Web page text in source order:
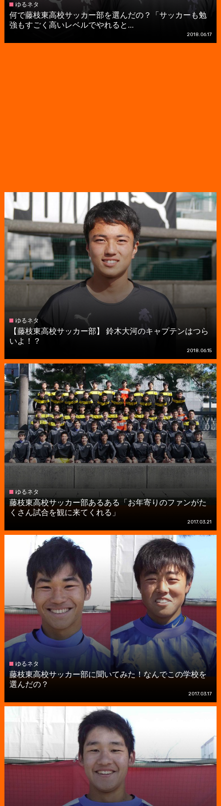
ゆるネタ
何で藤枝東高校サッカー部を選んだの？「サッカーも勉
強もすごく高いレベルでやれると...
2018.06.17
ゆるネタ
【藤枝東高校サッカー部】 鈴木大河のキャプテンはつら
いよ！？
2018.06.15
ゆるネタ
藤枝東高校サッカー部あるある「お年寄りのファンがた
くさん試合を観に来てくれる」
2017.03.21
ゆるネタ
藤枝東高校サッカー部に聞いてみた！なんでこの学校を
選んだの？
2017.03.17